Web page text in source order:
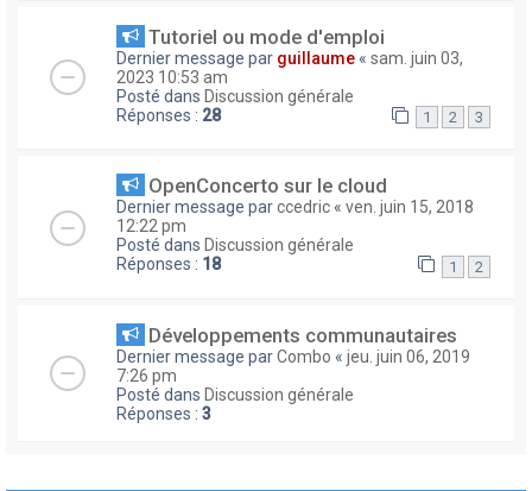
Tutoriel ou mode d'emploi
Dernier message par guillaume « sam. juin 03,
2023 10:53 am
Posté dans Discussion générale
Réponses : 28 1 2 3
OpenConcerto sur le cloud
Dernier message parccedric « ven. juin 15, 2018
12:22 pm
Posté dans Discussion générale
Réponses : 18 1 2
Développements communautaires
Dernier message parCombo « jeu. juin 06, 2019
7:26 pm
Posté dans Discussion générale
Réponses : 3